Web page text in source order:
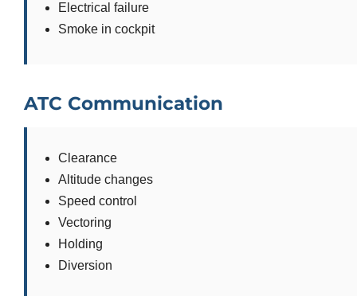
Electrical failure
Smoke in cockpit
ATC Communication
Clearance
Altitude changes
Speed control
Vectoring
Holding
Diversion